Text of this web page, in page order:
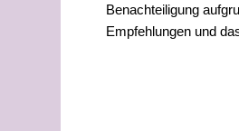
Benachteiligung
Empfehlungen und